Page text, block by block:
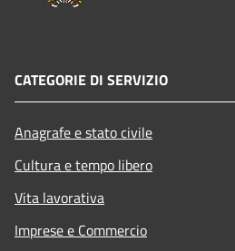
CATEGORIE DI SERVIZIO
Anagrafe e stato civile
Cultura e tempo libero
Vita lavorativa
Imprese e Commercio